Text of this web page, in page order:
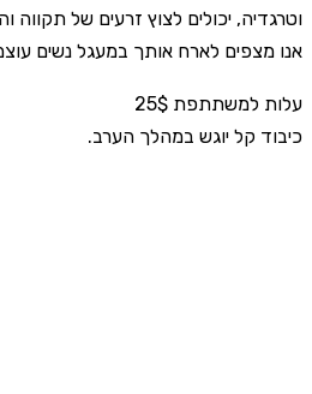
וטרגדיה, יכולים לצוץ זרעים של תקווה
אנו מצפים לארח אותך במעגל נשים
עלות למשתתפת 25$
כיבוד קל יוגש במהלך הערב.